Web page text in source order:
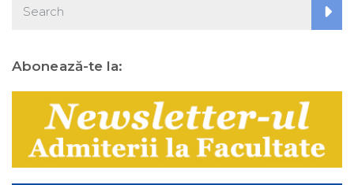
Abonează-te la: